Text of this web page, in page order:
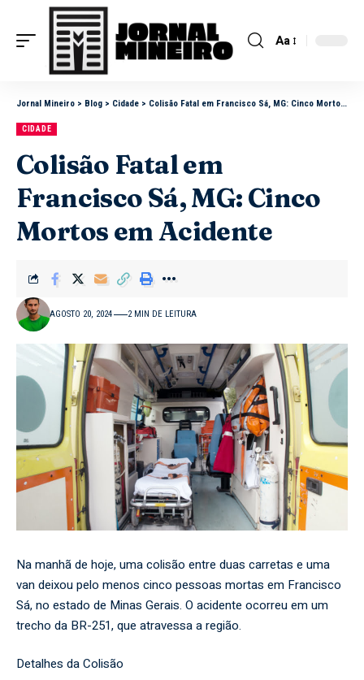
Aa
Jornal Mineiro > Blog > Cidade > Colisão Fatal em Francisco Sá, MG: Cinco Mortos em Acidente
CIDADE
Colisão Fatal em
Francisco Sá, MG: Cinco
Mortos em Acidente
AGOSTO 20, 2024 2 MIN DE LEITURA
Na manhã de hoje, uma colisão entre duas carretas e uma
van deixou pelo menos cinco pessoas mortas em Francisco
Sá, no estado de Minas Gerais. O acidente ocorreu em um
trecho da BR-251, que atravessa a região.
Detalhes da Colisão